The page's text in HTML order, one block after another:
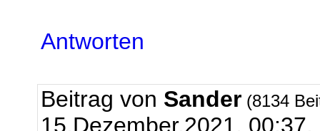
Antworten
Beitrag von Sander (8134
15.Dezember.2021, 00:37.